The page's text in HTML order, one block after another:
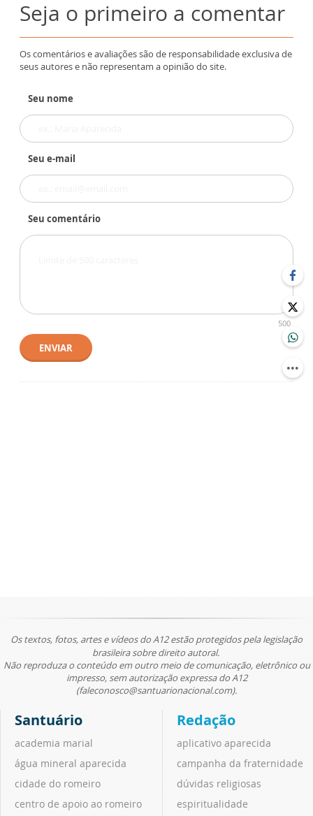
Seja o primeiro a comentar
Os comentários e avaliações são de responsabilidade exclusiva de
seus autores e não representam a opinião do site.
Seu nome
Seu e-mail
Seu comentário
500
ENVIAR
Os textos, fotos, artes e vídeos do A12 estão protegidos pela legislação
brasileira sobre direito autoral.
Não reproduza o conteúdo em outro meio de comunicação, eletrônico ou
impresso, sem autorização expressa do A12
(faleconosco@santuarionacional.com).
Santuário
academia marial
água mineral aparecida
cidade do romeiro
centro de apoio ao romeiro
Redação
aplicativo aparecida
campanha da fraternidade
dúvidas religiosas
espiritualidade